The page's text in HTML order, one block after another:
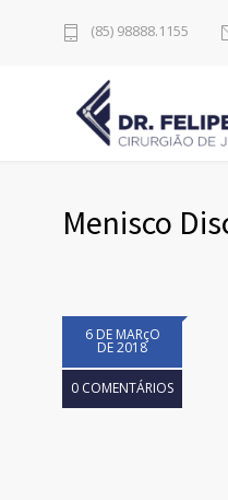
(85) 98888.1155
Menisco
6 DE MARçO
DE 2018
0 COMENTÁRIOS